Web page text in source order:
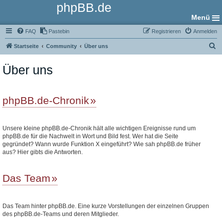
phpBB.de
Menü
FAQ Pastebin Anmelden
Registrieren
Startseite Community Über uns
Über uns
phpBB.de-Chronik
Unsere kleine phpBB.de-Chronik hält alle wichtigen Ereignisse rund um
phpBB.de für die Nachwelt in Wort und Bild fest. Wer hat die Seite
gegründet? Wann wurde Funktion X eingeführt? Wie sah phpBB.de früher
aus? Hier gibts die Antworten.
Das Team
Das Team hinter phpBB.de. Eine kurze Vorstellungen der einzelnen Gruppen
des phpBB.de-Teams und deren Mitglieder.